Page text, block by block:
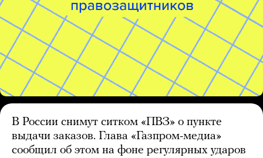
В России снимут ситком «ПВЗ» о пункте
выдачи заказов. Глава «Газпром-медиа»
сообщил об этом на фоне регулярных ударов